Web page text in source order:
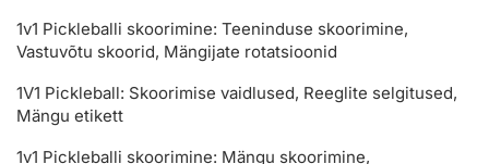
1v1 Pickleballi skoorimine: Teeninduse skoorimine,
Vastuvõtu skoorid, Mängijate rotatsioonid
1V1 Pickleball: Skoorimise vaidlused, Reeglite selgitused,
Mängu etikett
1v1 Pickleballi skoorimine: Mängu skoorimine,